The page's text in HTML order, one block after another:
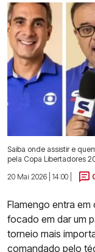
Saiba onde assistir e
pela Copa Libertadores
20 Mai 2026 | 14:00 |
Flamengo entra
focado em dar um
torneio mais
comandado pelo